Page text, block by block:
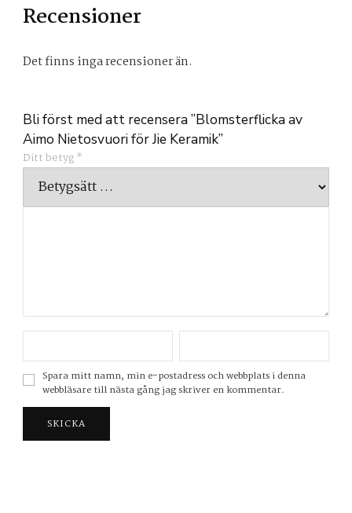
Recensioner
Det finns inga recensioner än.
Bli först med att recensera ”Blomsterflicka av
Aimo Nietosvuori för Jie Keramik”
Ditt betyg*
Spara mitt namn, min e-postadress och webbplats i denna
webbläsare till nästa gång jag skriver en kommentar.